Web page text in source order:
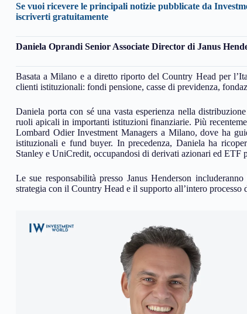
Se vuoi ricevere le principali notizie pubblicate da
iscriverti gratuitamente
Daniela Oprandi Senior Associate Director di Janus
Basata a Milano e a diretto riporto del Country Head per
clienti istituzionali: fondi pensione, casse di previdenza,
Daniela porta con sé una vasta esperienza nella
ruoli apicali in importanti istituzioni finanziarie. Più
Lombard Odier Investment Managers a Milano, dove ha
istituzionali e fund buyer. In precedenza, Daniela ha
Stanley e UniCredit, occupandosi di derivati azionari ed ETF
Le sue responsabilità presso Janus Henderson
strategia con il Country Head e il supporto all’intero processo